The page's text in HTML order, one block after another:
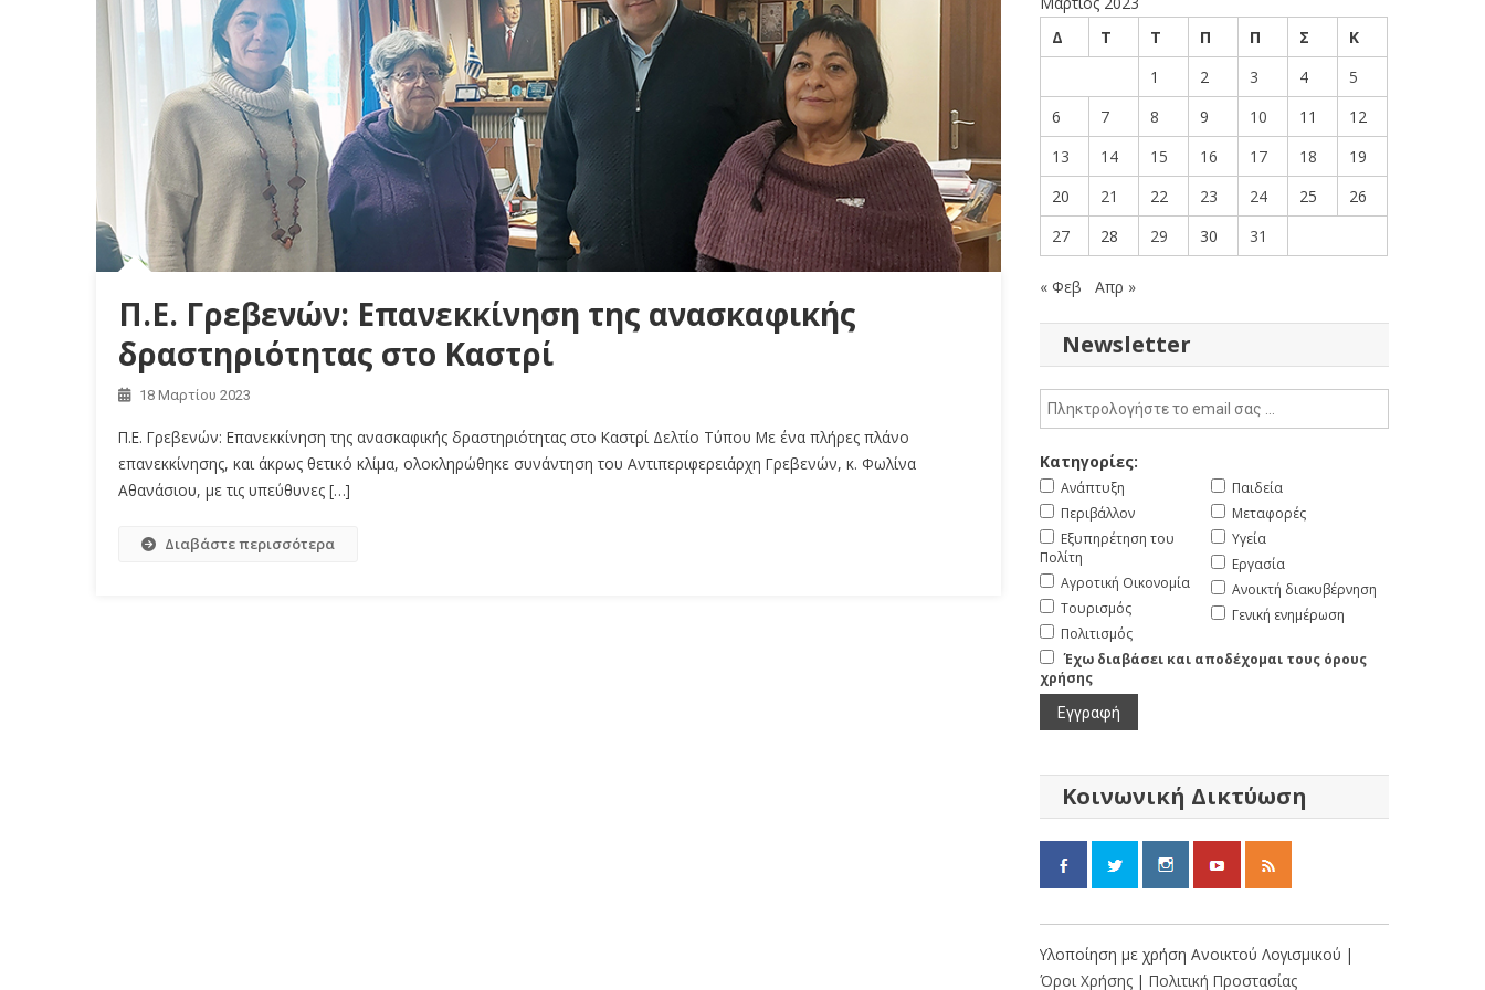
Π.Ε. Γρεβενών: Επανεκκίνηση της ανασκαφικής
δραστηριότητας στο Καστρί
18 Μαρτίου 2023
Π.Ε. Γρεβενών: Επανεκκίνηση της ανασκαφικής δραστηριότητας στο Καστρί Δελτίο Τύπου Με ένα πλήρες πλάνο
επανεκκίνησης, και άκρως θετικό κλίμα, ολοκληρώθηκε συνάντηση του Αντιπεριφερειάρχη Γρεβενών, κ. Φωλίνα
Αθανάσιου, με τις υπεύθυνες […]
Διαβάστε περισσότερα
Δ
Τ Τ Π Π Σ
Κ
1
2 3 4
5
6
7 8 9 10 11
12
13
14 15 16 17 18
19
20
21 22 23 24 25
26
27
28 29 30 31
« Φεβ Απρ »
Newsletter
Κατηγορίες:
Ανάπτυξη
Περιβάλλον
Εξυπηρέτηση του
Πολίτη
Αγροτική Οικονομία
Τουρισμός
Πολιτισμός
Παιδεία
Μεταφορές
Υγεία
Εργασία
Ανοικτή διακυβέρνηση
Γενική ενημέρωση
Έχω διαβάσει και αποδέχομαι τους όρους
χρήσης
Κοινωνική Δικτύωση
Υλοποίηση με χρήση Ανοικτού Λογισμικού |
Όροι Χρήσης |Πολιτική Προστασίας